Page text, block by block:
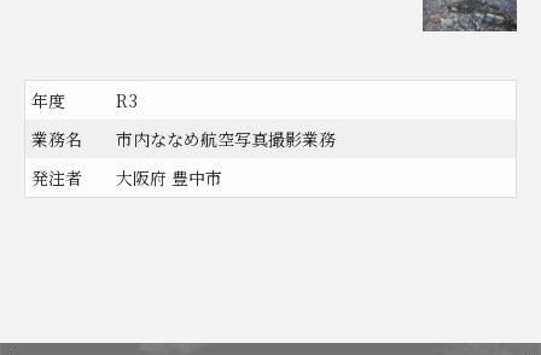
年度
R3
業務名
市内ななめ航空写真撮影業務
発注者
大阪府 豊中市